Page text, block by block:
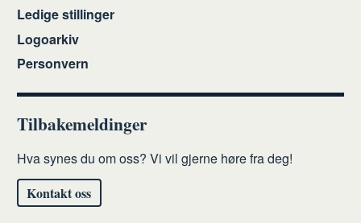
Ledige stillinger
Logoarkiv
Personvern
Tilbakemeldinger
Hva synes du om oss? Vi vil gjerne høre fra deg!
Kontakt oss